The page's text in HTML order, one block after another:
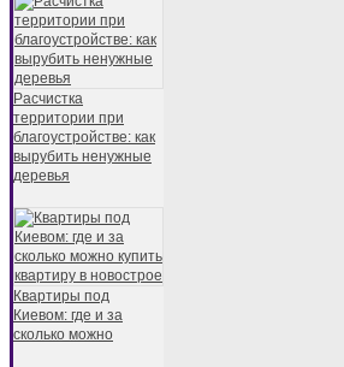
Расчистка
территории при
благоустройстве: как
вырубить ненужные
деревья
Квартиры под
Киевом: где и за
сколько можно